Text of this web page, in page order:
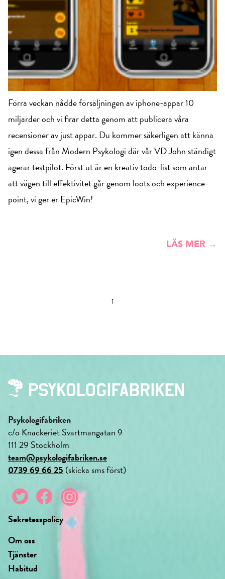
Förra veckan nådde försäljningen av iphone-appar 10
miljarder och vi firar detta genom att publicera våra
recensioner av just appar. Du kommer säkerligen att känna
igen dessa från Modern Psykologi där vår VD John ständigt
agerar testpilot. Först ut är en kreativ todo-list som antar
att vägen till effektivitet går genom loots och experience-
point, vi ger er EpicWin!
LÄS MER →
1
Psykologifabriken
c/o Knackeriet Svartmangatan 9
111 29 Stockholm
team@psykologifabriken.se
0739 69 66 25 (skicka sms först)
Sekretesspolicy
Om oss
Tjänster
Habitud